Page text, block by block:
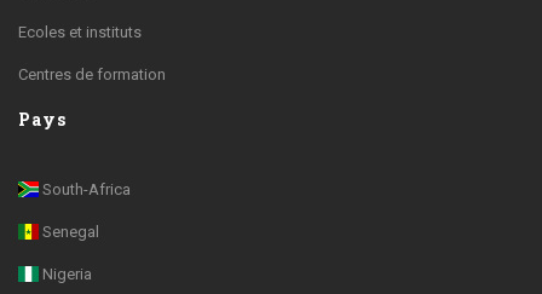
Ecoles et instituts
Centres de formation
Pays
South-Africa
Senegal
Nigeria